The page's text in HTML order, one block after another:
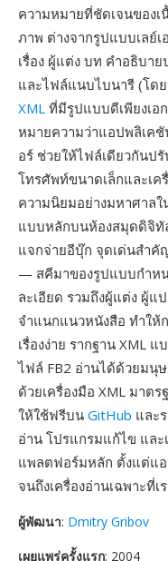
ความหมายที่ชัดเจนของเ
ภาพ ต่างจากรูปแบบเลย์
เรื่อง ผู้แต่ง บท คำอธิบา
และไฟล์แนบไบนารี (โด
XML ที่มีรูปแบบดีเพียงเอ
หมายความว่าแอปพลิเคชั
อร์ ช่วยให้ไฟล์เดียวกัน
โทรศัพท์ขนาดเล็กและเค
ความนิยมอย่างมหาศาลใ
แบบหลักบนห้องสมุดดิจิ
แจกจ่ายอีบุ๊ก จุดเด่นสำ
— สคีมาของรูปแบบกำห
ละเอียด รวมถึงผู้แต่ง ผู้แ
จำแนกแนวหนังสือ ทำให้
เรื่องง่าย รากฐาน XML
ไฟล์ FB2 อ่านได้ด้วยมนุ
ด้วยเครื่องมือ XML มาต
ให้ใช้ฟรีบน GitHub และ
อ่าน โปรแกรมแก้ไข และ
แพลตฟอร์มหลัก ตั้งแต่แอ
จนถึงเครื่องอ่านเฉพาะที่เ
ผู้พัฒนา: Dmitry Gribov
เผยแพร่ครั้งแรก: 2004